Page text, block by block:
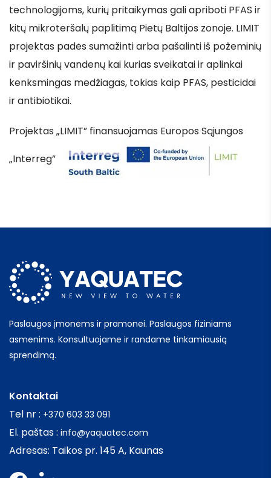
technologijoms, kurių pritaikymas gali apriboti PFAS ir
kitų mikroteršalų paplitimą Pietų Baltijos zonoje. LIMIT
projektas padės sumažinti arba pašalinti iš požeminių
ir paviršinių vandenų kai kurias sveikatai ir aplinkai
kenksmingas medžiagas, tokias kaip PFAS, pesticidai
ir antibiotikai.
Projektas „LIMIT” finansuojamas Europos Sąjungos
„Interreg”
Paslaugos įmonėms ir pramonei. Paslaugos fiziniams
asmenims. Konsultuojame ir randame tinkamiausią
sprendimą.
Kontaktai
Tel nr : +370 603 33 091
El. paštas : info@yaquatec.com
Adresas: Taikos pr. 145 A, Kaunas